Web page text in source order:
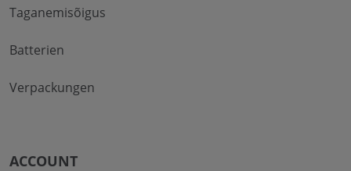
Taganemisõigus
Batterien
Verpackungen
ACCOUNT